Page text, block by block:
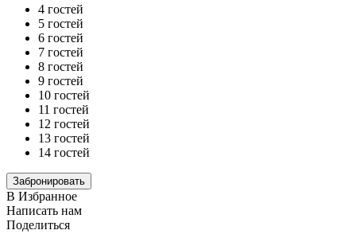
4 гостей
5 гостей
6 гостей
7 гостей
8 гостей
9 гостей
10 гостей
11 гостей
12 гостей
13 гостей
14 гостей
В Избранное
Написать нам
Поделиться